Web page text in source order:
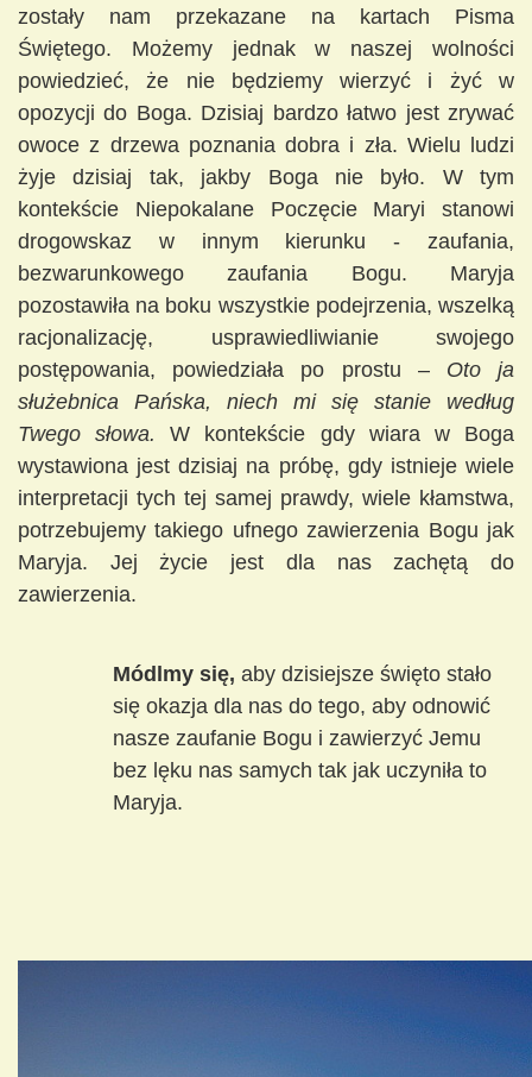
zostały nam przekazane na kartach Pisma
Świętego. Możemy jednak w naszej wolności
powiedzieć, że nie będziemy wierzyć i żyć w
opozycji do Boga. Dzisiaj bardzo łatwo jest zrywać
owoce z drzewa poznania dobra i zła. Wielu ludzi
żyje dzisiaj tak, jakby Boga nie było. W tym
kontekście Niepokalane Poczęcie Maryi stanowi
drogowskaz w innym kierunku - zaufania,
bezwarunkowego zaufania Bogu. Maryja
pozostawiła na boku wszystkie podejrzenia, wszelką
racjonalizację, usprawiedliwianie swojego
postępowania, powiedziała po prostu – Oto ja
służebnica Pańska, niech mi się stanie według
Twego słowa.
W kontekście gdy wiara w Boga
wystawiona jest dzisiaj na próbę, gdy istnieje wiele
interpretacji tych tej samej prawdy, wiele kłamstwa,
potrzebujemy takiego ufnego zawierzenia Bogu jak
Maryja. Jej życie jest dla nas zachętą do
zawierzenia.
Módlmy się, aby dzisiejsze święto stało
się okazja dla nas do tego, aby odnowić
nasze zaufanie Bogu i zawierzyć Jemu
bez lęku nas samych tak jak uczyniła to
Maryja.